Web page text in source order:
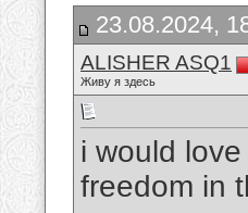
23.08.2024,
ALISHER ASQ1
Живу я здесь
i would
freedom in